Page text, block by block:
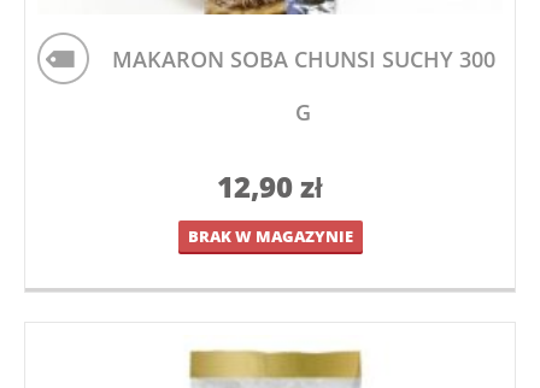
MAKARON SOBA CHUNSI SUCHY 300
G
12,90zł
BRAK W MAGAZYNIE